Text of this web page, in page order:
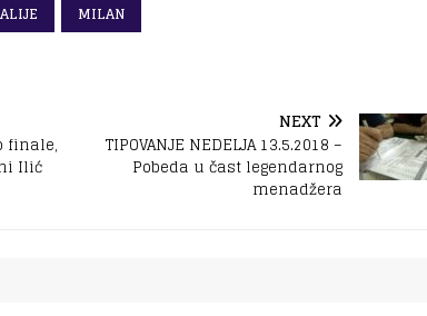
MILAN
finale,
Ilić
NEXT
TIPOVANJE NEDELJA 13.5.2018 –
Pobeda u čast legendarnog
menadžera